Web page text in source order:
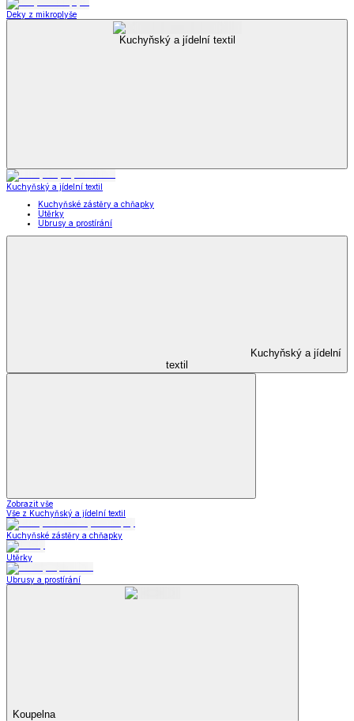
Deky z mikroplyše
Kuchyňský a jídelní textil
Kuchyňský a jídelní textil
Kuchyňské zástěry a chňapky
Utěrky
Ubrusy a prostírání
Kuchyňský a jídelní
textil
Zobrazit vše
Vše z Kuchyňský a jídelní textil
Kuchyňské zástěry a chňapky
Utěrky
Ubrusy a prostírání
Koupelna